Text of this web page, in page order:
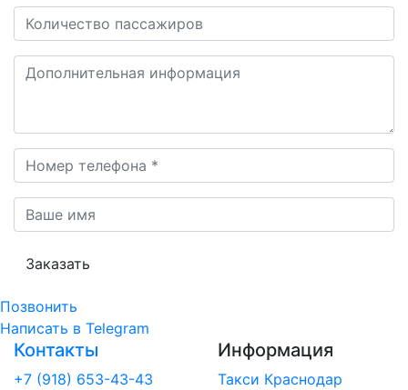
Заказать
Позвонить
Написать в Telegram
Контакты
+7 (918) 653-43-43
Информация
Такси Краснодар